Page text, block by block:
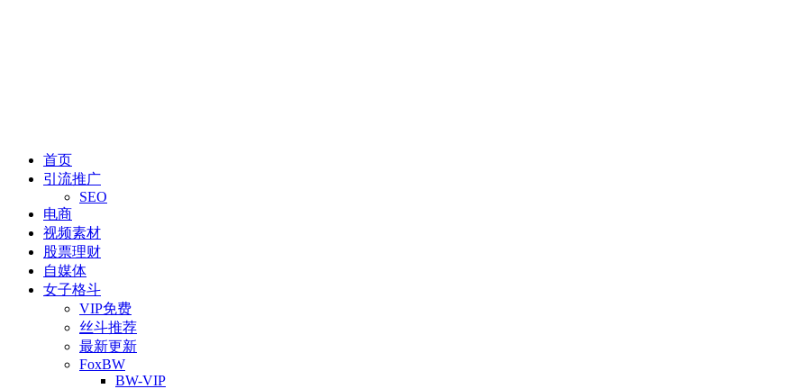
首页
引流推广
SEO
电商
视频素材
股票理财
自媒体
女子格斗
VIP免费
丝斗推荐
最新更新
FoxBW
BW-VIP